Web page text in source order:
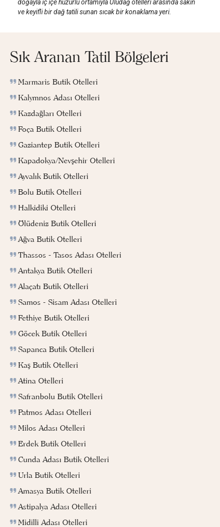
doğayla iç içe huzurlu ortamıyla Uludağ otelleri arasında sakin
ve keyifli bir dağ tatili sunan sıcak bir konaklama yeri.
Sık Aranan Tatil Bölgeleri
Marmaris Butik Otelleri
Kalymnos Adası Otelleri
Kazdağları Otelleri
Foça Butik Otelleri
Gaziantep Butik Otelleri
Kapadokya/Nevşehir Otelleri
Ayvalık Butik Otelleri
Bolu Butik Otelleri
Halkidiki Otelleri
Ölüdeniz Butik Otelleri
Ağva Butik Otelleri
Thassos - Tasos Adası Otelleri
Antakya Butik Otelleri
Alaçatı Butik Otelleri
Samos - Sisam Adası Otelleri
Fethiye Butik Otelleri
Göcek Butik Otelleri
Sapanca Butik Otelleri
Kaş Butik Otelleri
Atina Otelleri
Safranbolu Butik Otelleri
Patmos Adası Otelleri
Milos Adası Otelleri
Erdek Butik Otelleri
Cunda Adası Butik Otelleri
Urla Butik Otelleri
Amasya Butik Otelleri
Astipalya Adası Otelleri
Midilli Adası Otelleri